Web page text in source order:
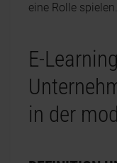
eine Rolle spielen.
E-
in der